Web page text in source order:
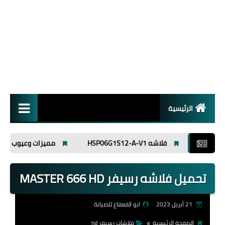
الرئيسية
انظمة تشغيل
برامج
اسلاميات
فلاشه HSP06G1S12-A-V1 مميزات وعيوب افوميتر ut89x
تحميل فلاشه رسيفر MASTER 666 HD
ابو القعقاع للصيانة